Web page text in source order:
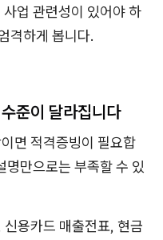
업 관련성이 있어야 하
격하게 봅니다.
준이 달라집니다
면 적격증빙이 필요합
명만으로는 부족할 수 있
용카드 매출전표, 현금